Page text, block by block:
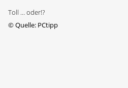
Toll … oder!?
©Quelle: PCtipp